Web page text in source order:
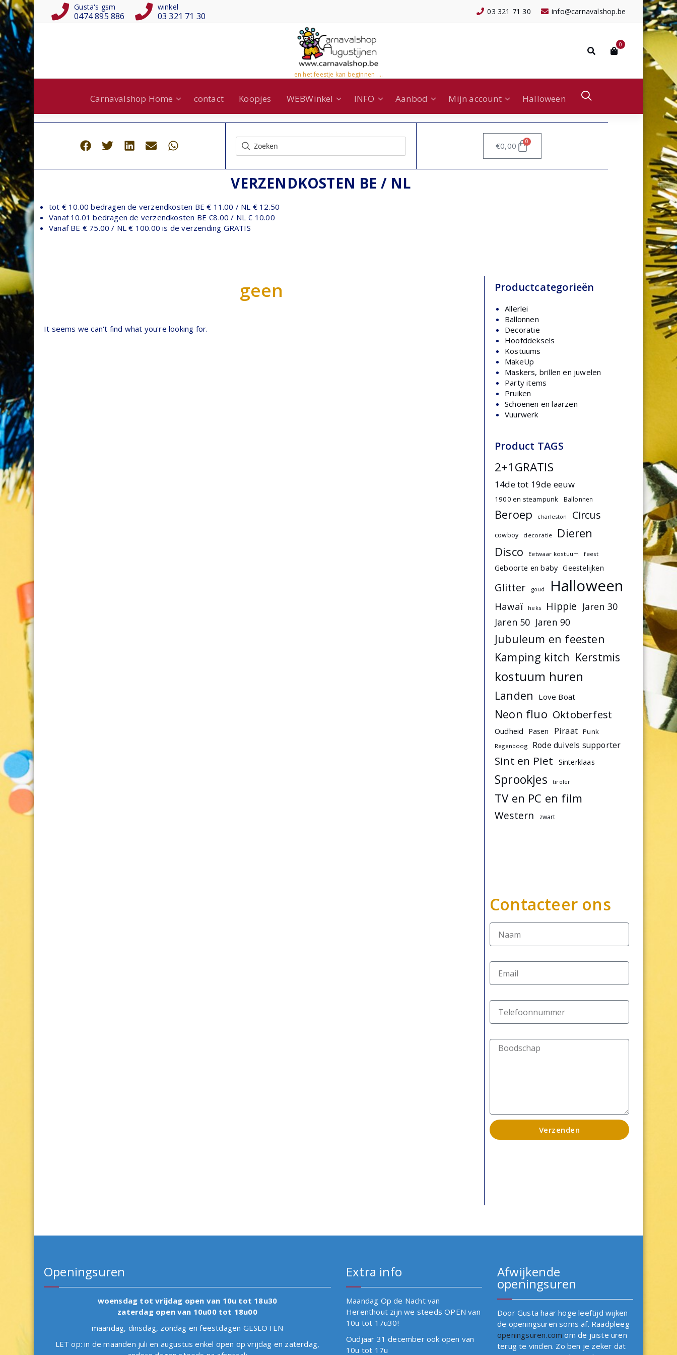
Gusta's gsm
0474 895 886
winkel
03 321 71 30 info@carnavalshop.be
03 321 71 30
en het feestje kan beginnen ....
0
Carnavalshop Home contact Koopjes WEBWinkel INFO Aanbod Mijn account Halloween
€0,00 0
VERZENDKOSTEN BE / NL
tot € 10.00 bedragen de verzendkosten BE € 11.00 / NL € 12.50
Vanaf 10.01 bedragen de verzendkosten BE €8.00 / NL € 10.00
Vanaf BE € 75.00 / NL € 100.00 is de verzending GRATIS
geen
It seems we can't find what you're looking for.
Productcategorieën
Allerlei
Ballonnen
Decoratie
Hoofddeksels
Kostuums
MakeUp
Maskers, brillen en juwelen
Party items
Pruiken
Schoenen en laarzen
Vuurwerk
Product TAGS
2+1GRATIS
14de tot 19de eeuw
1900 en steampunk Ballonnen
Beroep charleston Circus
cowboy decoratie Dieren
Disco Eetwaar kostuum feest
Geboorte en baby Geestelijken
Glitter goud Halloween
Hawaï heks Hippie Jaren 30
Jaren 50 Jaren 90
Jubuleum en feesten
Kamping kitch Kerstmis
kostuum huren
Landen Love Boat
Neon fluo Oktoberfest
Oudheid Pasen Piraat Punk
Regenboog Rode duivels supporter
Sint en Piet Sinterklaas
Sprookjes tiroler
TV en PC en film
Western zwart
Contacteer ons
Verzenden
Openingsuren
woensdag tot vrijdag open van 10u tot 18u30
zaterdag open van 10u00 tot 18u00
maandag, dinsdag, zondag en feestdagen GESLOTEN
LET op: in de maanden juli en augustus enkel open op vrijdag en zaterdag,
Extra info
Maandag Op de Nacht van
Herenthout zijn we steeds OPEN van
10u tot 17u30!
Oudjaar 31 december ook open van
10u tot 17u
Afwijkende
openingsuren
Door Gusta haar hoge leeftijd wijken
de openingsuren soms af. Raadpleeg
openingsuren.com om de juiste uren
terug te vinden. Zo ben je zeker dat